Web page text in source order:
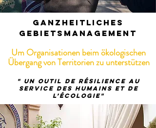
Ganzheitliches
Gebietsmanagement
Um Organisationen beim ökologischen
Übergang von Territorien zu unterstützen
" Un outil de résilience au
service des HUMAINS et de
l’écologie"